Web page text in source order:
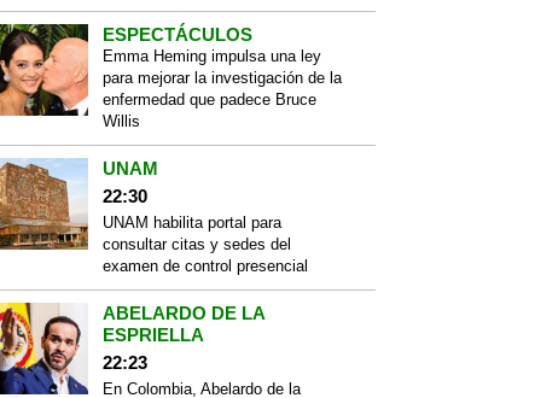
ESPECTÁCULOS
Emma Heming impulsa una ley
para mejorar la investigación de la
enfermedad que padece Bruce
Willis
UNAM
22:30
UNAM habilita portal para
consultar citas y sedes del
examen de control presencial
ABELARDO DE LA
ESPRIELLA
22:23
En Colombia, Abelardo de la